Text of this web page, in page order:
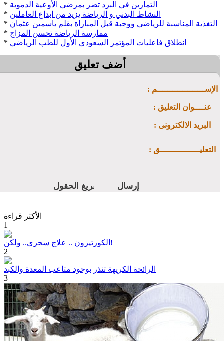
* التمارين في البرد تضر بمرضى الأوعية الدموية
* النشاط البدني و الرياضة يزيد من ابداع العاملين
* التغذية المناسبة للرياضي ووجبة قبل المباراة بقلم ياسمين عثمان
* ممارسة الرياضة تحسن المزاج
* انطلاق فاعليات المؤتمر السعودي الأول للطب الرياضي
أضف تعليق
: الإســـــــــــــــــــم
: عنــــوان التعليق
: البريد الالكترونى
: التعليــــــــــــــــق
الأكثر قراءة
1
الكورتيزون .. علاج سحرى.. ولكن!
2
الرائحة الكريهة تنذر بوجود متاعب المعدة والكبد
3